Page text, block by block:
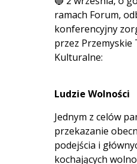
ramach Forum,
konferencyjny
przez Przemyskie
Kulturalne:
Ludzie Wolności
Jednym z celów
przekazanie
podejścia i
kochających